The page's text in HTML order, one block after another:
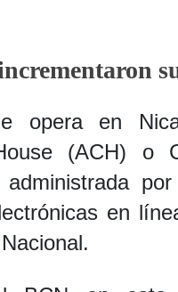
opera en
(ACH) o
en